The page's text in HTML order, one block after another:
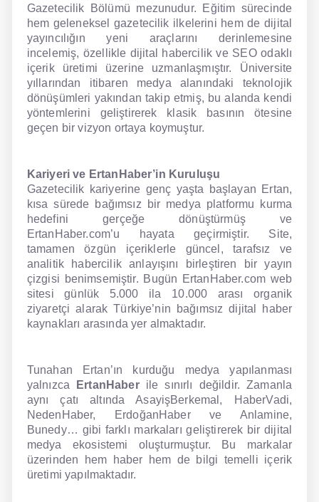
Tavsiyeler
Gizlilik Politikası
Bize Ulaşın
Gazetecilik Bölümü mezunudur. Eğitim sürecinde
hem geleneksel gazetecilik ilkelerini hem de dijital
yayıncılığın yeni araçlarını derinlemesine
incelemiş, özellikle dijital habercilik ve SEO odaklı
içerik üretimi üzerine uzmanlaşmıştır. Üniversite
yıllarından itibaren medya alanındaki teknolojik
dönüşümleri yakından takip etmiş, bu alanda kendi
yöntemlerini geliştirerek klasik basının ötesine
geçen bir vizyon ortaya koymuştur.
Kariyeri ve ErtanHaber’in Kuruluşu
Gazetecilik kariyerine genç yaşta başlayan Ertan,
kısa sürede bağımsız bir medya platformu kurma
hedefini gerçeğe dönüştürmüş ve
ErtanHaber.com’u hayata geçirmiştir. Site,
tamamen özgün içeriklerle güncel, tarafsız ve
analitik habercilik anlayışını birleştiren bir yayın
çizgisi benimsemiştir. Bugün ErtanHaber.com web
sitesi günlük 5.000 ila 10.000 arası organik
ziyaretçi alarak Türkiye’nin bağımsız dijital haber
kaynakları arasında yer almaktadır.
Tunahan Ertan’ın kurduğu medya yapılanması
yalnızca
ErtanHaberile sınırlı değildir. Zamanla
aynı çatı altında AsayişBerkemal, HaberVadi,
NedenHaber, ErdoğanHaber ve Anlamine,
Bunedy… gibi farklı markaları geliştirerek bir dijital
medya ekosistemi oluşturmuştur. Bu markalar
üzerinden hem haber hem de bilgi temelli içerik
üretimi yapılmaktadır.